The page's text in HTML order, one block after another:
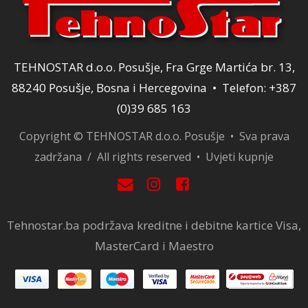
TEHNOSTAR d.o.o. Posušje, Fra Grge Martića br. 13,
88240 Posušje, Bosna i Hercegovina • Telefon: +387
(0)39 685 163
Copyright © TEHNOSTAR d.o.o. Posušje • Sva prava
zadržana / All rights reserved • Uvjeti kupnje
Tehnostar.ba podržava kreditne i debitne kartice Visa,
MasterCard i Maestro